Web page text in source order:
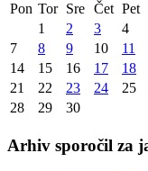
Pon Tor Sre Čet Pet
1
2 3 4
7
8 9 10 11
14
15 16 17 18
21
22 23 24 25
28
29 30
Arhiv sporočil za